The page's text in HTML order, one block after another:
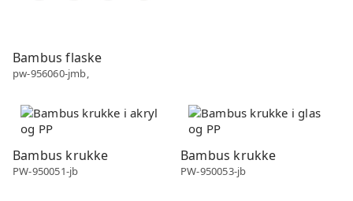
Bambus flaske
pw-956060-jmb,
Bambus krukke
PW-950051-jb
Bambus
Bambus krukke
PW-950053-jb
Bambus